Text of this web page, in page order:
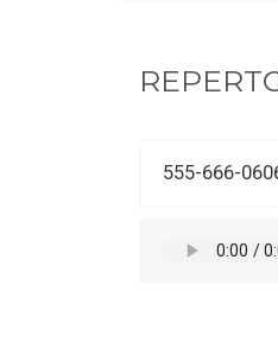
555-666-